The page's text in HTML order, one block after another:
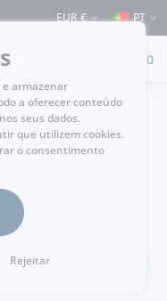
para Portugal e para o
EUR € PT
0
e armazenar
a oferecer conteúdo
seus dados.
que utilizem cookies.
o consentimento
Rejeitar